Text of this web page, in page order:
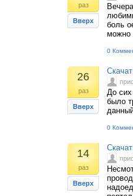
раз
Вверх
боль
можно
0
26
раз
Вверх
До сих
было
0
14
раз
Вверх